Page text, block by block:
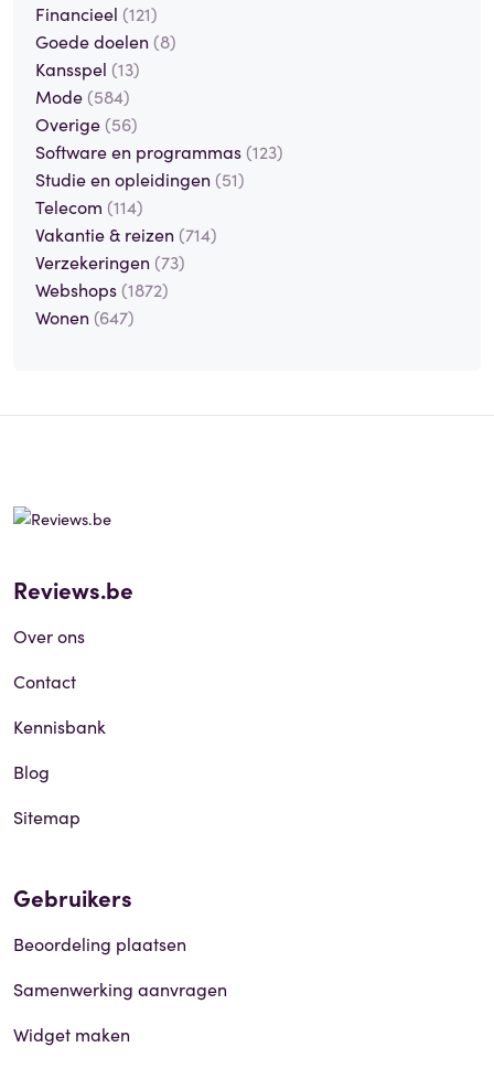
Financieel (121)
Goede doelen (8)
Kansspel (13)
Mode (584)
Overige (56)
Software en programmas (123)
Studie en opleidingen (51)
Telecom (114)
Vakantie & reizen (714)
Verzekeringen (73)
Webshops (1872)
Wonen (647)
Reviews.be
Over ons
Contact
Kennisbank
Blog
Sitemap
Gebruikers
Beoordeling plaatsen
Samenwerking aanvragen
Widget maken